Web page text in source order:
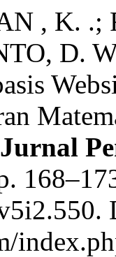
, K. .;
D.